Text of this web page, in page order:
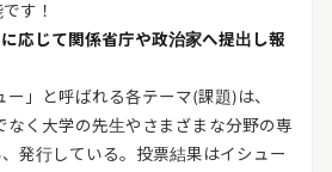
す！
応じて関係省庁や政治家へ提出し報
」と呼ばれる各テーマ(課題)は、
く大学の先生やさまざまな分野の専
発行している。投票結果はイシュー